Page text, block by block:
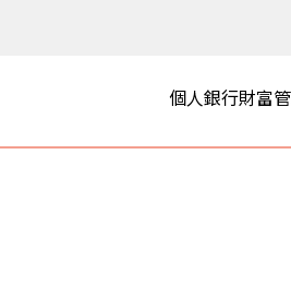
個人銀行財富